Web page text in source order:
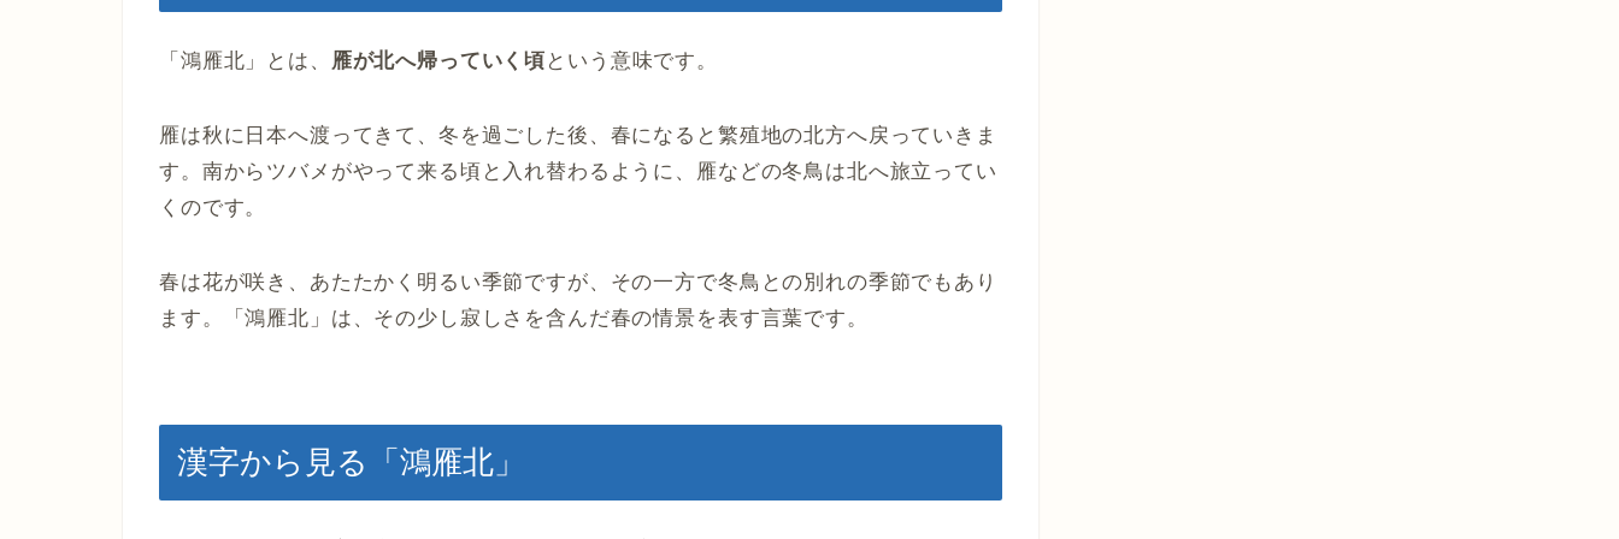
「鴻雁北」とは、 雁が北へ帰っていく頃 という意味です。
雁は秋に日本へ渡ってきて、冬を過ごした後、春になると繁殖地の北方へ戻っていきま
す。南からツバメがやって来る頃と入れ替わるように、雁などの冬鳥は北へ旅立ってい
くのです。
春は花が咲き、あたたかく明るい季節ですが、その一方で冬鳥との別れの季節でもあり
ます。「鴻雁北」は、その少し寂しさを含んだ春の情景を表す言葉です。
漢字から見る「鴻雁北」